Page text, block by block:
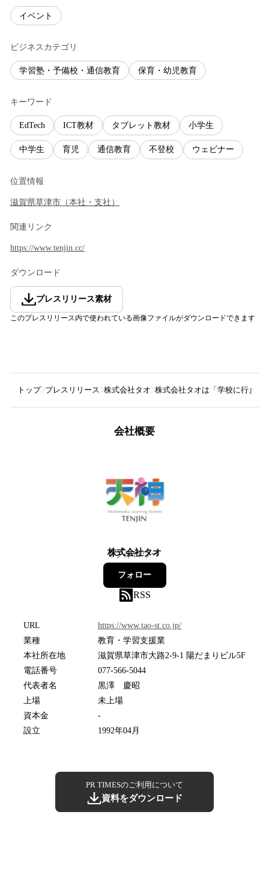
イベント
ビジネスカテゴリ
学習塾・予備校・通信教育 保育・幼児教育
キーワード
EdTech ICT教材 タブレット教材 小学生
中学生 育児 通信教育 不登校 ウェビナー
位置情報
滋賀県草津市 （本社・支社 ）
関連リンク
https://www.tenjin.cc/
ダウンロード
プレスリリース素材
このプレスリリース内で使われている画像ファイルがダウンロードできます
トップ プレスリリース 株式会社タオ 株式会社タオは「学校に行きた
会社概要
株式会社タオ
3フォロワー
フォロー
RSS
URL
https://www.tao-st.co.jp/
業種
教育・学習支援業
本社所在地
滋賀県草津市大路2-9-1 陽だまりビル5F
電話番号
077-566-5044
代表者名
黒澤 慶昭
上場
未上場
資本金
-
設立
1992年04月
PR TIMESのご利用について
資料をダウンロード